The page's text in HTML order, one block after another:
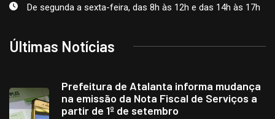
De segunda a sexta-feira, das 8h às 12h e das 14h às 17h
Últimas Notícias
Prefeitura de Atalanta informa mudança
na emissão da Nota Fiscal de Serviços a
partir de 1º de setembro